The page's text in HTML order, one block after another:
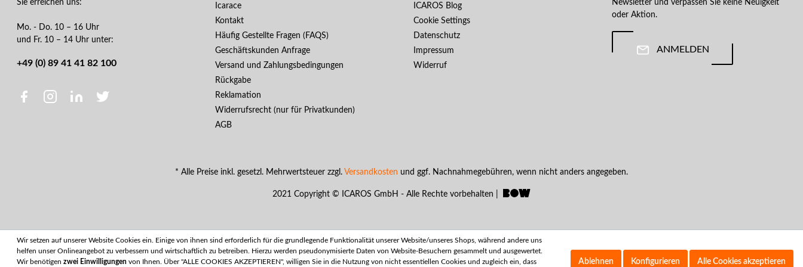
Sie erreichen uns:
Mo. - Do. 10 – 16 Uhr
und Fr. 10 – 14 Uhr unter:
+49 (0) 89 41 41 82 100
Icarace
Kontakt
Häufig Gestellte Fragen (FAQS)
Geschäftskunden Anfrage
Versand und Zahlungsbedingungen
Rückgabe
Reklamation
Widerrufsrecht (nur für Privatkunden)
AGB
ICAROS Blog
Cookie Settings
Datenschutz
Impressum
Widerruf
Newsletter und verpassen Sie keine Neuigkeit
oder Aktion.
ANMELDEN
* Alle Preise inkl. gesetzl. Mehrwertsteuer zzgl. Versandkosten und ggf. Nachnahmegebühren, wenn nicht anders angegeben.
2021 Copyright © ICAROS GmbH - Alle Rechte vorbehalten |
Wir setzen auf unserer Website Cookies ein. Einige von ihnen sind erforderlich für die grundlegende Funktionalität unserer Website/unseres Shops, während andere uns
helfen unser Onlineangebot zu verbessern und wirtschaftlich zu betreiben. Hierzu werden pseudonymisierte Daten von Website-Besuchern gesammelt und ausgewertet.
Wir benötigen zwei Einwilligungen von Ihnen. Über "ALLE COOKIES AKZEPTIEREN", willigen Sie in die Nutzung von nicht essentiellen Cookies und zugleich ein, dass Ablehnen Konfigurieren Alle Cookies akzeptieren